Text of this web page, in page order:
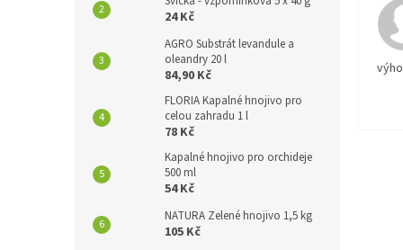
24 Kč
AGRO Substrát levandule a
oleandry 20 l
84,90 Kč
FLORIA Kapalné hnojivo pro
celou zahradu 1 l
78 Kč
Kapalné hnojivo pro orchideje
500 ml
54 Kč
NATURA Zelené hnojivo 1,5 kg
105 Kč